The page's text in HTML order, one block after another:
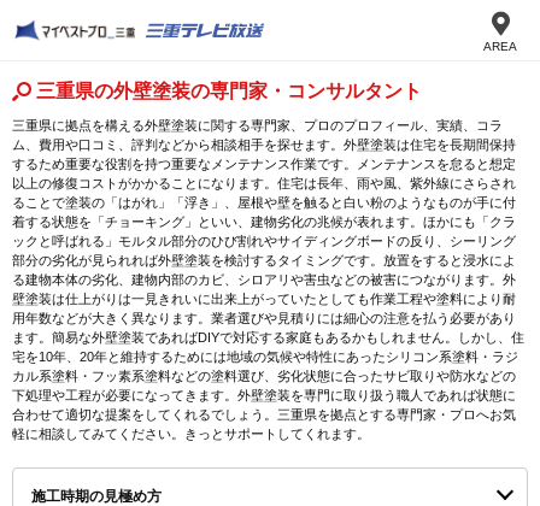
AREA
三重県の外壁塗装の専門家・コンサルタント
三重県に拠点を構える外壁塗装に関する専門家、プロのプロフィール、実績、コラ
ム、費用や口コミ、評判などから相談相手を探せます。外壁塗装は住宅を長期間保持
するため重要な役割を持つ重要なメンテナンス作業です。メンテナンスを怠ると想定
以上の修復コストがかかることになります。住宅は長年、雨や風、紫外線にさらされ
ることで塗装の「はがれ」「浮き」、屋根や壁を触ると白い粉のようなものが手に付
着する状態を「チョーキング」といい、建物劣化の兆候が表れます。ほかにも「クラ
ックと呼ばれる」モルタル部分のひび割れやサイディングボードの反り、シーリング
部分の劣化が見られれば外壁塗装を検討するタイミングです。放置をすると浸水によ
る建物本体の劣化、建物内部のカビ、シロアリや害虫などの被害につながります。外
壁塗装は仕上がりは一見きれいに出来上がっていたとしても作業工程や塗料により耐
用年数などが大きく異なります。業者選びや見積りには細心の注意を払う必要があり
ます。簡易な外壁塗装であればDIYで対応する家庭もあるかもしれません。しかし、住
宅を10年、20年と維持するためには地域の気候や特性にあったシリコン系塗料・ラジ
カル系塗料・フッ素系塗料などの塗料選び、劣化状態に合ったサビ取りや防水などの
下処理や工程が必要になってきます。外壁塗装を専門に取り扱う職人であれば状態に
合わせて適切な提案をしてくれるでしょう。三重県を拠点とする専門家・プロへお気
軽に相談してみてください。きっとサポートしてくれます。
施工時期の見極め方